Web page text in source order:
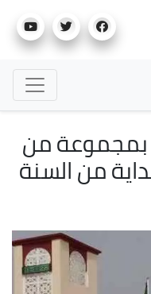
3 تتعزز بمجموعة من
من السنة